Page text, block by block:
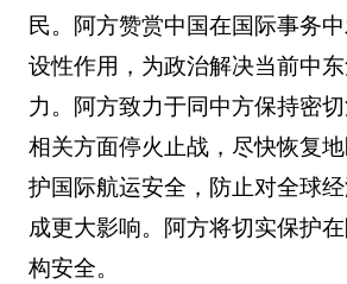
民。阿方赞赏中国在国际事务
设性作用，为政治解决当前中
力。阿方致力于同中方保持密
相关方面停火止战，尽快恢复
护国际航运安全，防止对全球
成更大影响。阿方将切实保护
构安全。